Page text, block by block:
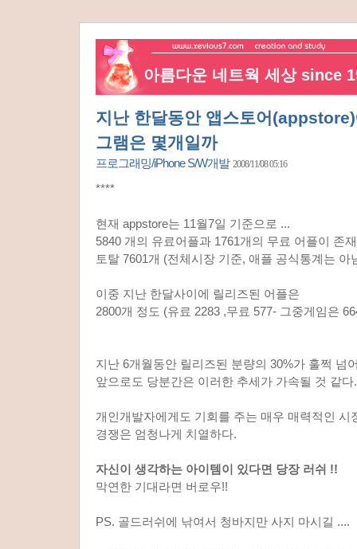
아름다운 네트웍 세상 since
지난 한달동안 앱스토어
그램은 몇개일까
프로그래밍/iPhone S/W개발 2008/11/08 05:16
****
현재 appstore는 11월7일 기준으로 ...
5840 개의 유료어플과 1761개의 무료 어플이 존
토탈 7601개 (전체시장 기준, 애플 공식통계는 아
이중 지난 한달사이에 릴리즈된 어플은
2800개 정도 (유료 2283 ,무료 577- 그중게임은
지난 6개월동안 릴리즈된 분량의 30%가 훌쩍 넘
앞으로도 당분간은 이러한 추세가 가속될 것 같다.
개인개발자에게도 기회를 주는 매우 매력적인 시
경쟁은 엄청나게 치열하다.
자신이 생각하는 아이템이 있다면 당장 러쉬 !!
막연한 기대라면 버로우!!
PS. 골드러쉬에 낚여서 청바지만 사지 마시길 ....